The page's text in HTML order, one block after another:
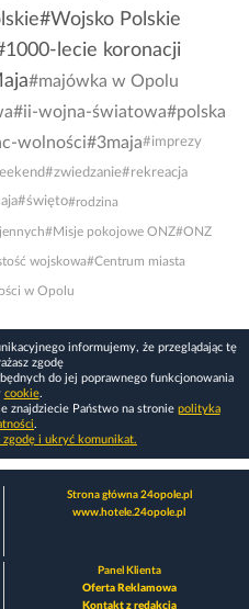
#Wojsko Polskie
lecie koronacji
#majówka w Opolu
#ii-wojna-światowa#polska
wolności#3maja#imprezy
#zwiedzanie#rekreacja
#święto#rodzina
#Misje pokojowe ONZ#ONZ
wojskowa#Centrum miasta
w Opolu
informujemy, że przeglądając tę
zgodę
do jej poprawnego funkcjonowania
cookie.
znajdziecie Państwo na stronie polityka
.
i ukryć komunikat.
Strona główna 24opole.pl
www.hotele.24opole.pl
Panel Klienta
Oferta Reklamowa
Kontakt z redakcją